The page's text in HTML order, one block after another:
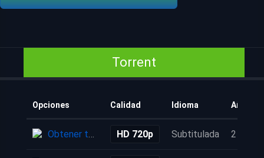
Torrent
Opciones Calidad Idioma Añadido
Obtener torrent HD 720p Subtitulada 2 años